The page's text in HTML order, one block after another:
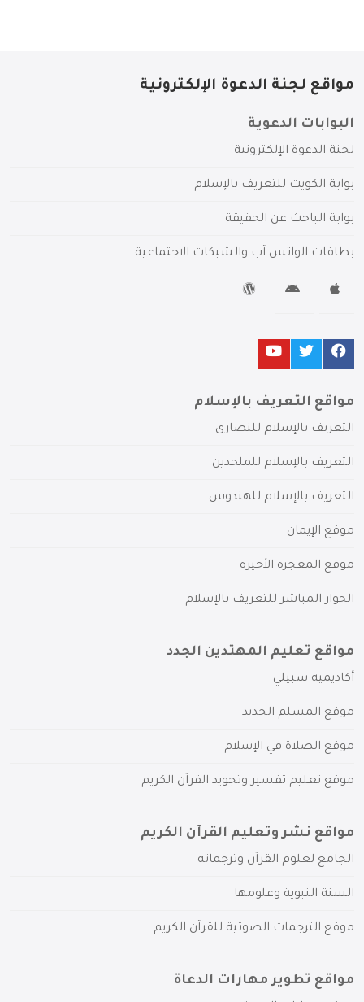
مواقع لجنة الدعوة الإلكترونية
البوابات الدعوية
لجنة الدعوة الإلكترونية
بوابة الكويت للتعريف بالإسلام
بوابة الباحث عن الحقيقة
بطاقات الواتس آب والشبكات الاجتماعية
مواقع التعريف بالإسلام
التعريف بالإسلام للنصارى
التعريف بالإسلام للملحدين
التعريف بالإسلام للهندوس
موقع الإيمان
موقع المعجزة الأخيرة
الحوار المباشر للتعريف بالإسلام
مواقع تعليم المهتدين الجدد
أكاديمية سبيلي
موقع المسلم الجديد
موقع الصلاة في الإسلام
موقع تعليم تفسير وتجويد القرآن الكريم
مواقع نشر وتعليم القرآن الكريم
الجامع لعلوم القرآن وترجماته
السنة النبوية وعلومها
موقع الترجمات الصوتية للقرآن الكريم
مواقع تطوير مهارات الدعاة